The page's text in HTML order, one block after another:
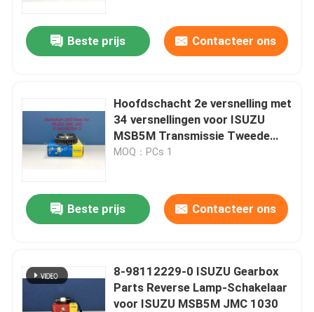
Producten
Beste prijs Contacteer ons
Hoofdschacht 2e versnelling met
34 versnellingen voor ISUZU
MSB5M Transmissie Tweede
versnelling Compatibel met JMC
MOQ：PCs 1
Beste prijs Contacteer ons
8-98112229-0 ISUZU Gearbox
Parts Reverse Lamp-Schakelaar
voor ISUZU MSB5M JMC 1030